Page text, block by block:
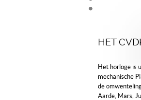
HET
Het horloge is
mechanische
de
Aarde, Mars,